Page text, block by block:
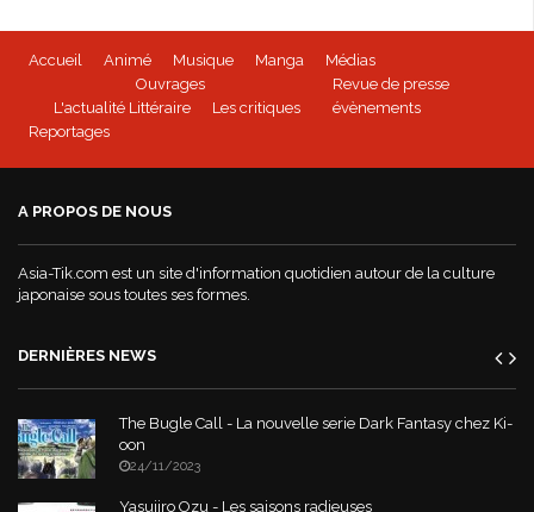
Accueil Animé Musique Manga
Médias
Ouvrages
L'actualité Littéraire
Les critiques
Revue de presse
évènements
Reportages
A PROPOS DE NOUS
Asia-Tik.com est un site d'information quotidien autour de la culture
japonaise sous toutes ses formes.
DERNIÈRES NEWS
The Bugle Call - La nouvelle serie Dark Fantasy chez Ki-
oon
24/11/2023
Yasujiro Ozu - Les saisons radieuses